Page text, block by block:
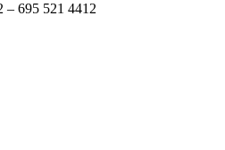
– 695 521 4412